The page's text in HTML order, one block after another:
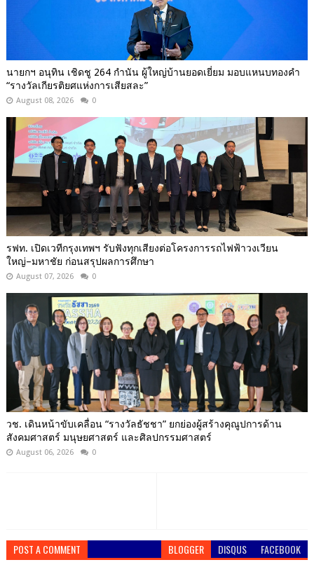
นายกฯ อนุทิน เชิดชู 264 กำนัน ผู้ใหญ่บ้านยอดเยี่ยม มอบแหนบทองคำ
“รางวัลเกียรติยศแห่งการเสียสละ”
August 08, 2026 0
รฟท. เปิดเวทีกรุงเทพฯ รับฟังทุกเสียงต่อโครงการรถไฟฟ้าวงเวียน
ใหญ่–มหาชัย ก่อนสรุปผลการศึกษา
August 07, 2026 0
วช. เดินหน้าขับเคลื่อน “รางวัลธัชชา” ยกย่องผู้สร้างคุณูปการด้าน
สังคมศาสตร์ มนุษยศาสตร์ และศิลปกรรมศาสตร์
August 06, 2026 0
POST A COMMENT BLOGGER DISQUS FACEBOOK